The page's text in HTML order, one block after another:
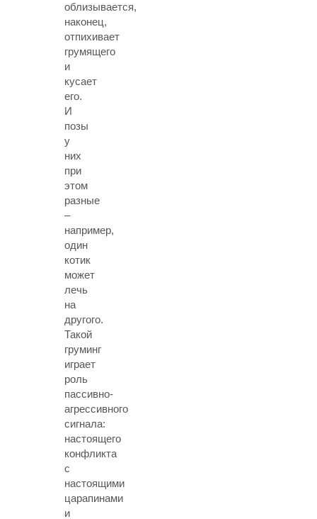
облизывается,
наконец,
отпихивает
грумящего
и
кусает
его.
И
позы
у
них
при
этом
разные
–
например,
один
котик
может
лечь
на
другого.
Такой
груминг
играет
роль
пассивно-
агрессивного
сигнала:
настоящего
конфликта
с
настоящими
царапинами
и